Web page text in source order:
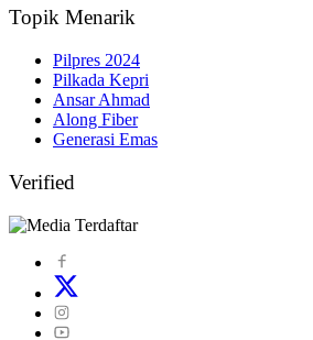
Topik Menarik
Pilpres 2024
Pilkada Kepri
Ansar Ahmad
Along Fiber
Generasi Emas
Verified